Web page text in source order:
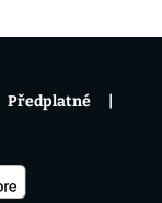
Předplatné